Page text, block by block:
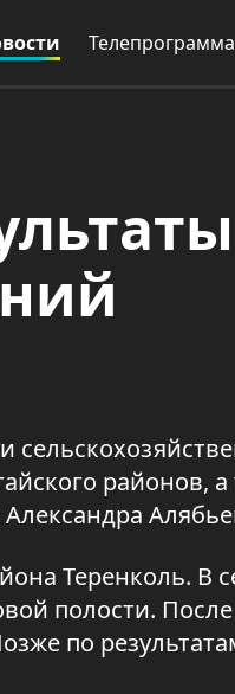
Телепрограмма
районов, а
Теренколь. В
полости.
по